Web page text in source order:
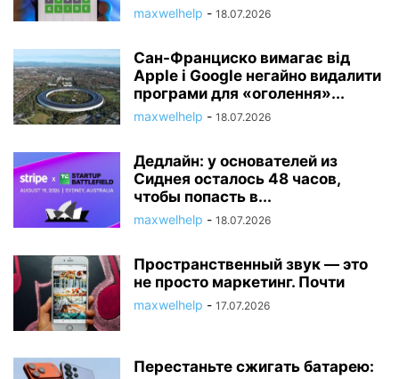
maxwelhelp - 18.07.2026
Сан-Франциско вимагає від
Apple і Google негайно видалити
програми для «оголення»...
maxwelhelp - 18.07.2026
Дедлайн: у основателей из
Сиднея осталось 48 часов,
чтобы попасть в...
maxwelhelp - 18.07.2026
Пространственный звук — это
не просто маркетинг. Почти
maxwelhelp - 17.07.2026
Перестаньте сжигать батарею: